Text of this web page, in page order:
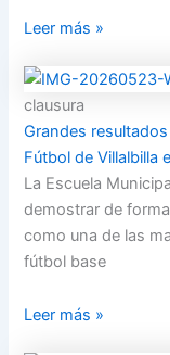
Leer más »
clausura
Grandes
Fútbol de Villalbilla
La Escuela
demostrar de
como una de las
fútbol base
Leer más »